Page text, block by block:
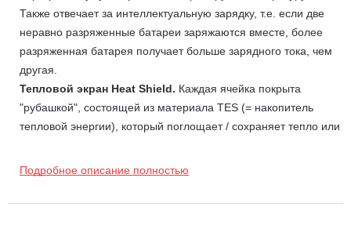
Также отвечает за интеллектуальную зарядку, т.е. если две
неравно разряженные батареи заряжаются вместе, более
разряженная батарея получает больше зарядного тока, чем
другая.
Тепловой экран Heat Shield. Каждая ячейка покрыта
"рубашкой", состоящей из материала TES (= накопитель
тепловой энергии), который поглощает / сохраняет тепло или
среды.
компенсацию и имеет функцию защиты от ударов.
Подробное описание полностью